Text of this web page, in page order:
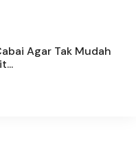
Agar Tak Mudah